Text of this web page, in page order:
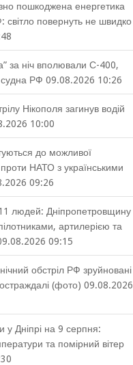
пошкоджена енергетика
світло повернуть не швидко
за ніч вполювали С-400,
РФ 09.08.2026 10:26
Нікополя загинув водій
10:00
до можливої
НАТО з українськими
09:26
людей: Дніпропетровщину
артилерією та
09:15
обстріл РФ зруйновані
(фото) 09.08.2026
у Дніпрі на 9 серпня:
та помірний вітер